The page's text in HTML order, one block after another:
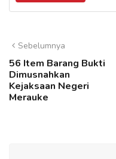
Sebelumnya
56 Item Barang Bukti
Dimusnahkan
Kejaksaan Negeri
Merauke